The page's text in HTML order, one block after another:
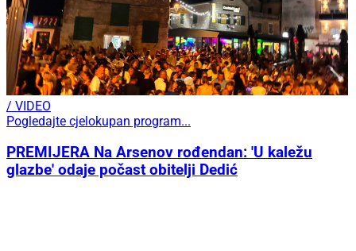
/ VIDEO
Pogledajte cjelokupan program...
PREMIJERA Na Arsenov rođendan: 'U kaležu
glazbe' odaje počast obitelji Dedić